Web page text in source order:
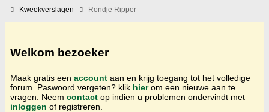
Kweekverslagen
Rondje Ripper
Welkom bezoeker
Maak gratis een account aan en krijg toegang tot het volledige
forum. Paswoord vergeten? klik hierom een nieuwe aan te
vragen. Neem contact op indien u problemen ondervindt met
inloggen of registreren.